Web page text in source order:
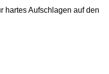
hartes Aufschlagen auf den